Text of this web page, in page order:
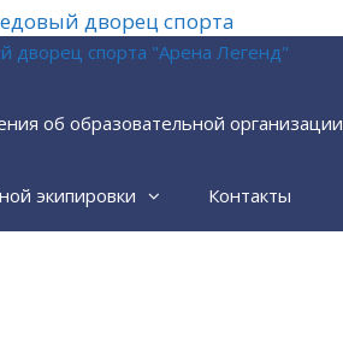
об образовательной организации
экипировки
Контакты